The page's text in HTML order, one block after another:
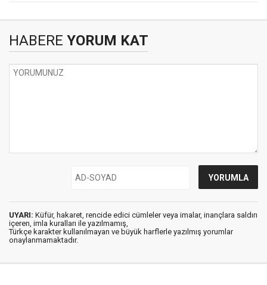
HABERE YORUM KAT
UYARI: Küfür, hakaret, rencide edici cümleler veya imalar, inançlara saldırı
içeren, imla kuralları ile yazılmamış,
Türkçe karakter kullanılmayan ve büyük harflerle yazılmış yorumlar
onaylanmamaktadır.